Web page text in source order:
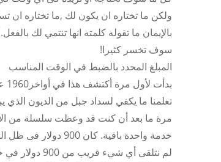
ولكن ما تختاره ان يكون لك ,ما تختاره ان
بالإيمان ما تقوله كلمته انها تنتمي لك
سوف تخسر كثيرا!
المبلغ المحدد بالضبط في الوقت المناسب
تعلمنا ما يكفي لسداد جبل من الديون الذي
خدمة واحدة باقية. كان 900 دولار فى ظل التضخم في الواقع كانوا
لم نتلقى أي